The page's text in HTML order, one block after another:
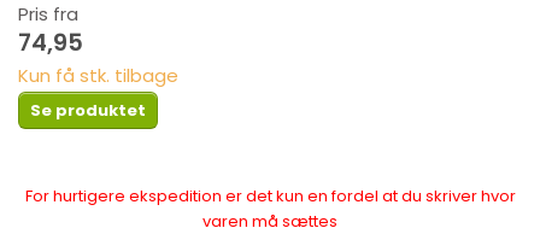
Pris fra
74,95
Kun få stk. tilbage
Se produktet
For hurtigere ekspedition er det kun en fordel at du skriver hvor
varen må sættes